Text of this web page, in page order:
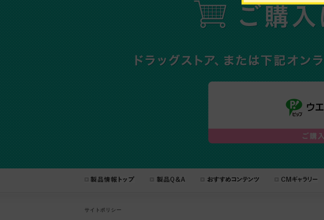
サイトポリシー